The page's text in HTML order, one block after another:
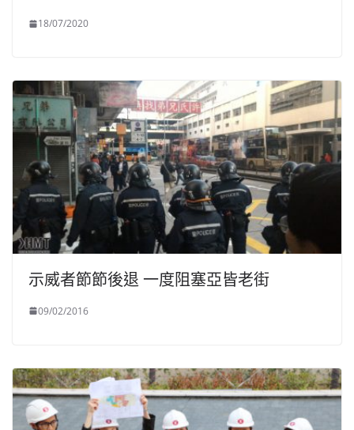
18/07/2020
示威者節節後退 一度阻塞亞皆老街
09/02/2016